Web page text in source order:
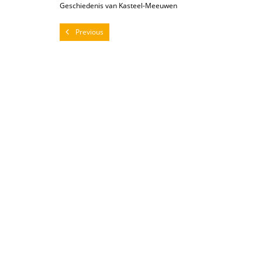
Geschiedenis van Kasteel-Meeuwen
Previous